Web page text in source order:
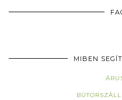
MIBEN